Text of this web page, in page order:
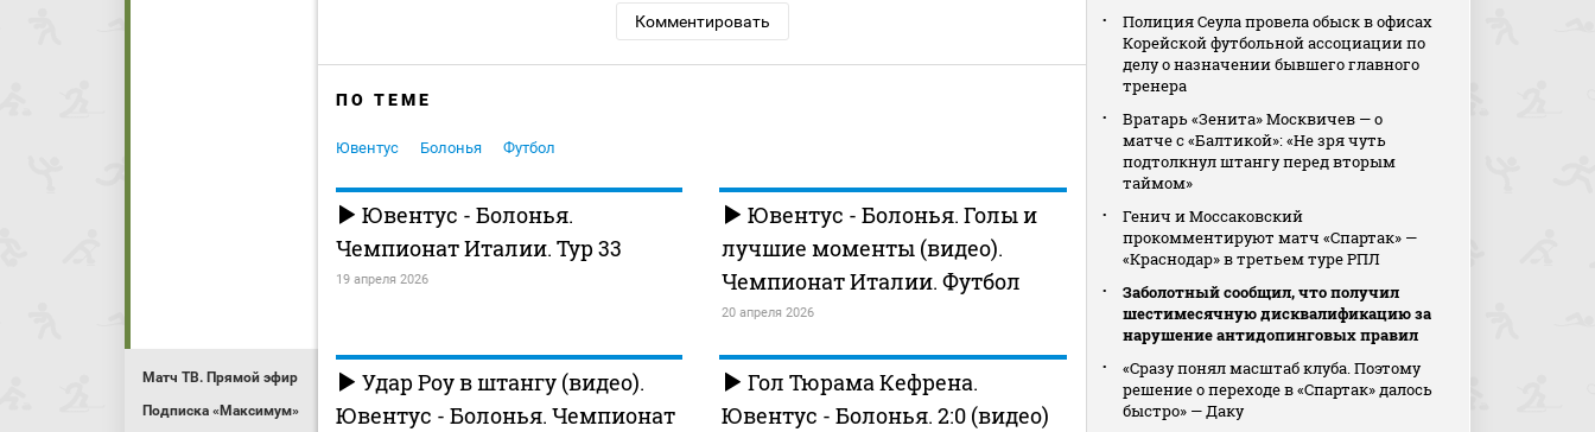
Матч ТВ. Прямой эфир
Подписка «Максимум»
Комментировать
ПО ТЕМЕ
Ювентус Болонья Футбол
Ювентус - Болонья.
Чемпионат Италии. Тур 33
19 апреля 2026
Ювентус - Болонья. Голы и
лучшие моменты (видео).
Чемпионат Италии. Футбол
20 апреля 2026
Удар Роу в штангу (видео).
Ювентус - Болонья. Чемпионат
Гол Тюрама Кефрена.
Ювентус - Болонья. 2:0 (видео)
Полиция Сеула провела обыск в офисах
Корейской футбольной ассоциации по
делу о назначении бывшего главного
тренера
Вратарь «Зенита» Москвичев — о
матче с «Балтикой»: «Не зря чуть
подтолкнул штангу перед вторым
таймом»
Генич и Моссаковский
прокомментируют матч «Спартак» —
«Краснодар» в третьем туре РПЛ
Заболотный сообщил, что получил
шестимесячную дисквалификацию за
нарушение антидопинговых правил
«Сразу понял масштаб клуба. Поэтому
решение о переходе в «Спартак» далось
быстро» — Даку